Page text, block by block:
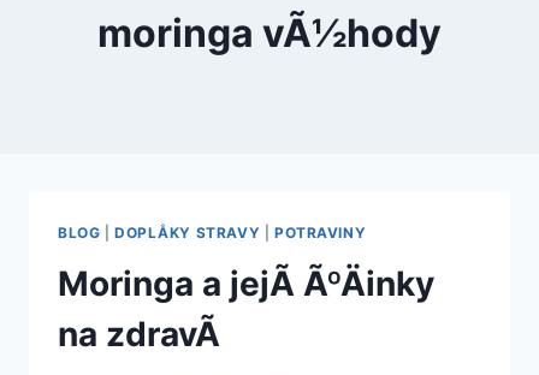
moringa vÃ½hody
BLOG |DOPLÅKY STRAVY POTRAVINY
Moringa a jejÃ­ ÃºÄinky
na zdravÃ­